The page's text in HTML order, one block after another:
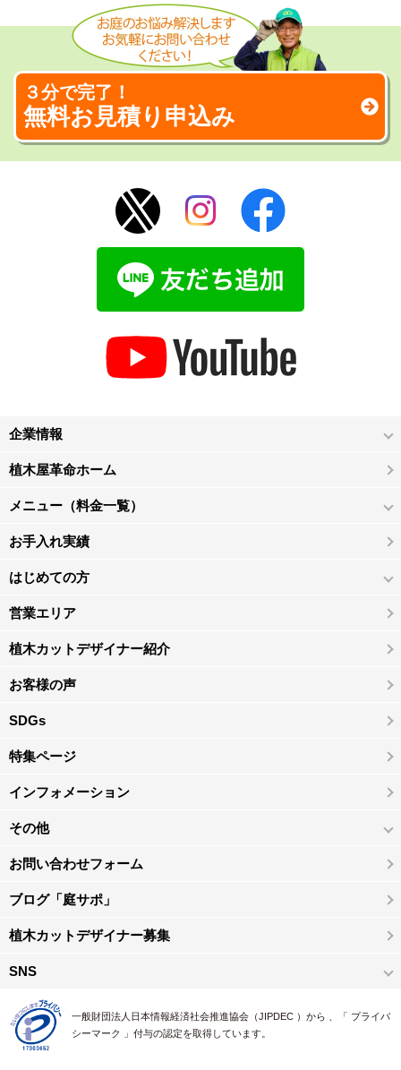
３分で完了！
無料お見積り申込み
企業情報
植木屋革命ホーム
メニュー（料金一覧）
お手入れ実績
はじめての方
営業エリア
植木カットデザイナー紹介
お客様の声
SDGs
特集ページ
インフォメーション
その他
お問い合わせフォーム
ブログ「庭サポ」
植木カットデザイナー募集
SNS
一般財団法人日本情報経済社会推進協会（JIPDEC ）から 、「 プライバ
シーマーク 」付与の認定を取得しています。